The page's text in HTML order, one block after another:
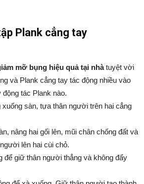
Plank cẳng tay
mỡ bụng hiệu quả tại nhàtuyệt vời
và Plank cẳng tay tác động nhiều vào
tác Plank nào.
sàn, tựa thân người trên hai cẳng
nâng hai gối lên, mũi chân chống đất và
lên hai cùi chỏ.
để giữ thân người thẳng và không đẩy